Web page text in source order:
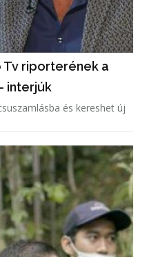
Tv riporterének a
interjúk
és kereshet új